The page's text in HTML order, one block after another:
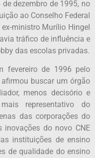
dezembro de 1995, no
ao Conselho Federal
ministro Murílio Hingel
tráfico de influência e
das escolas privadas.
fevereiro de 1996 pelo
buscar um órgão
menos decisório e
representativo do
das corporações do
inovações do novo CNE
instituições de ensino
de qualidade do ensino